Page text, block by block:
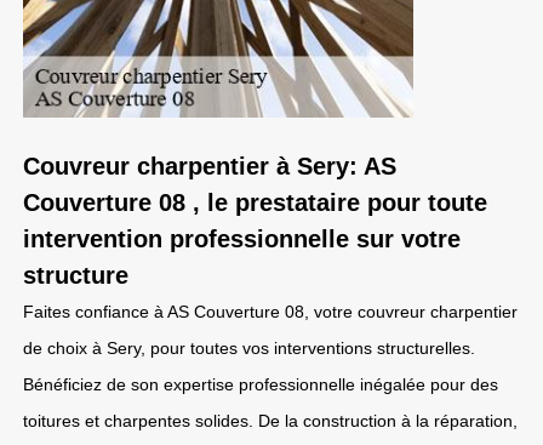
Couvreur charpentier à Sery: AS
Couverture 08 , le prestataire pour toute
intervention professionnelle sur votre
structure
Faites confiance à AS Couverture 08, votre couvreur charpentier
de choix à Sery, pour toutes vos interventions structurelles.
Bénéficiez de son expertise professionnelle inégalée pour des
toitures et charpentes solides. De la construction à la réparation,